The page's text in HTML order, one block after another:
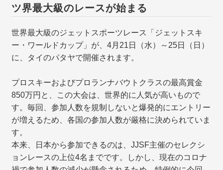
ツ界最大級のレースが始まる
世界最大級のジェットスポーツレース「ジェットスキ
ー・ワールドカップ」が、4月21日（水）～25日（日）
に、タイのパタヤで開催されます。
プロスキーおよびプロランナバウトクラスの最高賞金
850万円と、この大会は、世界的に人気が高いもので
す。毎回、参加人数を規制しないと爆発的にエントリー
が増えるため、各国の参加人数が厳格に決められていま
す。
本来、日本から参加できるのは、JJSF主催のセレクシ
ョンレースの上位4名までです。しかし、現在のコロナ